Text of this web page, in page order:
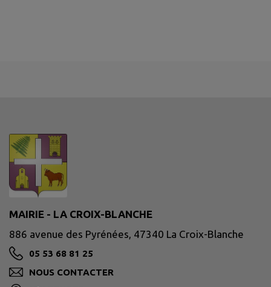
MAIRIE - LA CROIX-BLANCHE
886 avenue des Pyrénées, 47340 La Croix-Blanche
05 53 68 81 25
NOUS CONTACTER